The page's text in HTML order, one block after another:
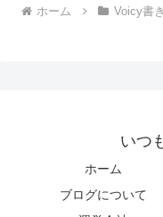
ホーム Voicy書
いつ
ホーム
ブログについて